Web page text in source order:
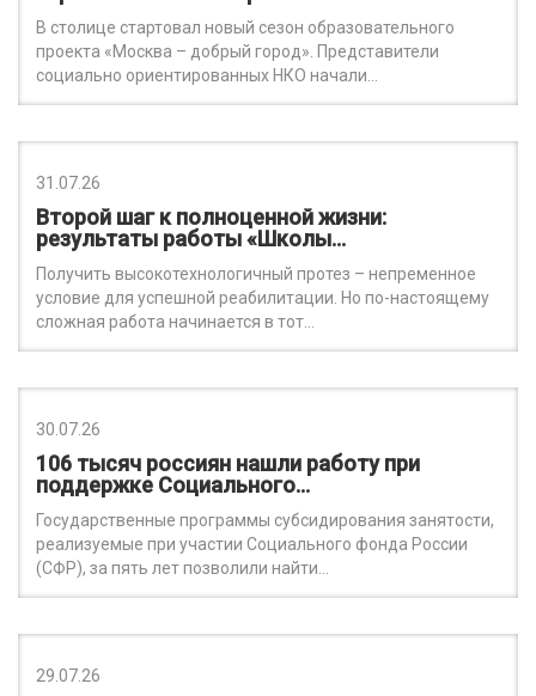
В столице стартовал новый сезон образовательного
проекта «Москва – добрый город». Представители
социально ориентированных НКО начали…
31.07.26
Второй шаг к полноценной жизни:
результаты работы «Школы…
Получить высокотехнологичный протез – непременное
условие для успешной реабилитации. Но по-настоящему
сложная работа начинается в тот…
30.07.26
106 тысяч россиян нашли работу при
поддержке Социального…
Государственные программы субсидирования занятости,
реализуемые при участии Социального фонда России
(СФР), за пять лет позволили найти…
29.07.26